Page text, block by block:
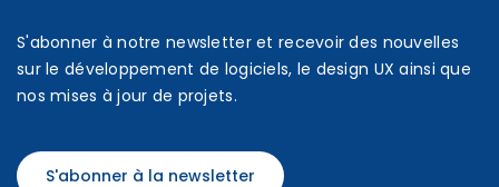
S'abonner à notre newsletter et recevoir des nouvelles
sur le développement de logiciels, le design UX ainsi que
nos mises à jour de projets.
S'abonner à la newsletter